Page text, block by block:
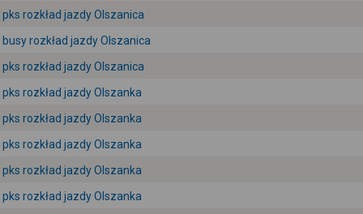
pks rozkład jazdy Olszanica
busy rozkład jazdy Olszanica
pks rozkład jazdy Olszanica
pks rozkład jazdy Olszanka
pks rozkład jazdy Olszanka
pks rozkład jazdy Olszanka
pks rozkład jazdy Olszanka
pks rozkład jazdy Olszanka